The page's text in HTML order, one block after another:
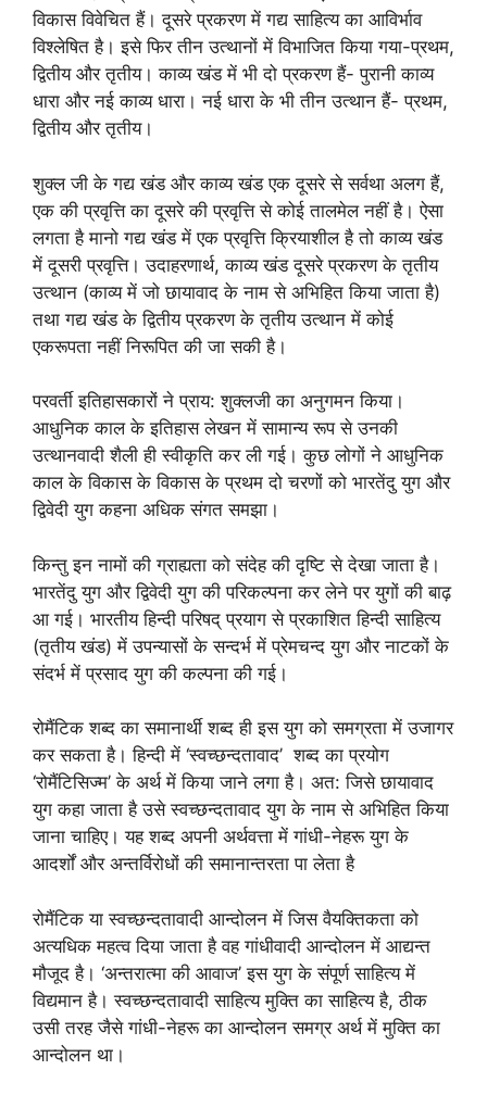
विकास विवेचित हैं। दूसरे प्रकरण में गद्य साहित्य का आविर्भाव
विश्लेषित है। इसे फिर तीन उत्थानों में विभाजित किया गया-प्रथम,
द्वितीय और तृतीय। काव्य खंड में भी दो प्रकरण हैं- पुरानी काव्य
धारा और नई काव्य धारा। नई धारा के भी तीन उत्थान हैं- प्रथम,
द्वितीय और तृतीय।
शुक्ल जी के गद्य खंड और काव्य खंड एक दूसरे से सर्वथा अलग हैं,
एक की प्रवृत्ति का दूसरे की प्रवृत्ति से कोई तालमेल नहीं है। ऐसा
लगता है मानो गद्य खंड में एक प्रवृत्ति क्रियाशील है तो काव्य खंड
में दूसरी प्रवृत्ति। उदाहरणार्थ, काव्य खंड दूसरे प्रकरण के तृतीय
उत्थान (काव्य में जो छायावाद के नाम से अभिहित किया जाता है)
तथा गद्य खंड के द्वितीय प्रकरण के तृतीय उत्थान में कोई
एकरूपता नहीं निरूपित की जा सकी है।
परवर्ती इतिहासकारों ने प्राय: शुक्लजी का अनुगमन किया।
आधुनिक काल के इतिहास लेखन में सामान्य रूप से उनकी
उत्थानवादी शैली ही स्वीकृति कर ली गई। कुछ लोगों ने आधुनिक
काल के विकास के विकास के प्रथम दो चरणों को भारतेंदु युग और
द्विवेदी युग कहना अधिक संगत समझा।
किन्तु इन नामों की ग्राह्यता को संदेह की दृष्टि से देखा जाता है।
भारतेंदु युग और द्विवेदी युग की परिकल्पना कर लेने पर युगों की बाढ़
आ गई। भारतीय हिन्दी परिषद् प्रयाग से प्रकाशित हिन्दी साहित्य
(तृतीय खंड) में उपन्यासों के सन्दर्भ में प्रेमचन्द युग और नाटकों के
संदर्भ में प्रसाद युग की कल्पना की गई।
रोमैंटिक शब्द का समानार्थी शब्द ही इस युग को समग्रता में उजागर
कर सकता है। हिन्दी में ‘स्वच्छन्दतावाद’ शब्द का प्रयोग
‘रोमैंटिसिज्म’ के अर्थ में किया जाने लगा है। अत: जिसे छायावाद
युग कहा जाता है उसे स्वच्छन्दतावाद युग के नाम से अभिहित किया
जाना चाहिए। यह शब्द अपनी अर्थवत्ता में गांधी-नेहरू युग के
आदर्शों और अन्तर्विरोधों की समानान्तरता पा लेता है
रोमैंटिक या स्वच्छन्दतावादी आन्दोलन में जिस वैयक्तिकता को
अत्यधिक महत्व दिया जाता है वह गांधीवादी आन्दोलन में आद्यन्त
मौजूद है। ‘अन्तरात्मा की आवाज’ इस युग के संपूर्ण साहित्य में
विद्यमान है। स्वच्छन्दतावादी साहित्य मुक्ति का साहित्य है, ठीक
उसी तरह जैसे गांधी-नेहरू का आन्दोलन समग्र अर्थ में मुक्ति का
आन्दोलन था।